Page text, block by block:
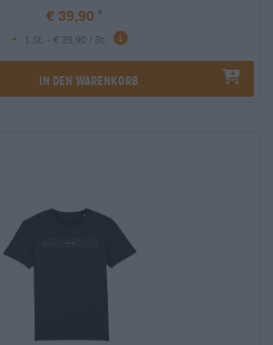
€ 39,90
-
1 St. - € 39,90 / St.
In den Warenkorb